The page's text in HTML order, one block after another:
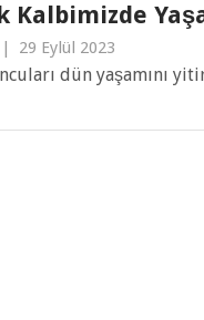
Kalbimizde
29 Eylül 2023
dün yaşamını